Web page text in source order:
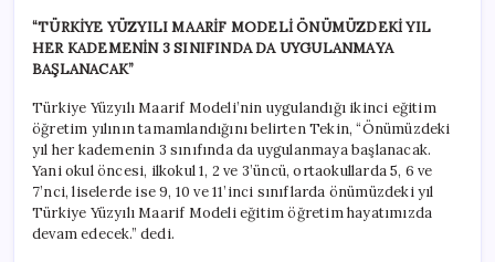
“TÜRKİYE YÜZYILI MAARİF MODELİ ÖNÜMÜZDEKİ YIL
HER KADEMENİN 3 SINIFINDA DA UYGULANMAYA
BAŞLANACAK”
Türkiye Yüzyılı Maarif Modeli’nin uygulandığı ikinci eğitim
öğretim yılının tamamlandığını belirten Tekin, “Önümüzdeki
yıl her kademenin 3 sınıfında da uygulanmaya başlanacak.
Yani okul öncesi, ilkokul 1, 2 ve 3’üncü, ortaokullarda 5, 6 ve
7’nci, liselerde ise 9, 10 ve 11’inci sınıflarda önümüzdeki yıl
Türkiye Yüzyılı Maarif Modeli eğitim öğretim hayatımızda
devam edecek.” dedi.